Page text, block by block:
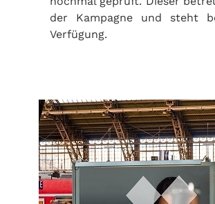
der Kampagne und steht
Verfügung.